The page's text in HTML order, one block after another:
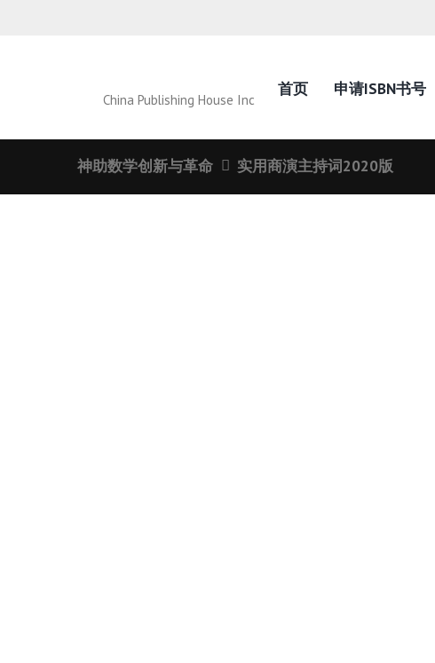
China Publishing House Inc
首页 申请ISBN书号
神助数学创新与革命 实用商演主持词2020版